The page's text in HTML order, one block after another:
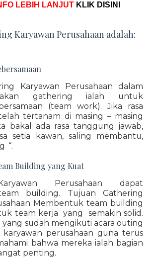
LEBIH LANJUT KLIK DISINI
Karyawan Perusahaan adalah:
Karyawan Perusahaan dalam
gathering ialah untuk
(team work). Jika rasa
tertanam di masing – masing
bakal ada rasa tanggung jawab,
setia kawan, saling membantu,
“.
Building yang Kuat
Perusahaan dapat
building. Tujuan Gathering
Membentuk team building
team kerja yang semakin solid.
yang sudah mengikuti acara outing
perusahaan guna terus
bahwa mereka ialah bagian
penting.